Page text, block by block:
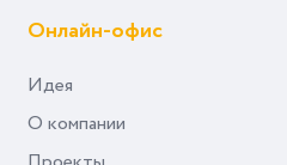
Онлайн-офис
Идея
О компании